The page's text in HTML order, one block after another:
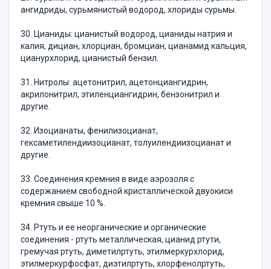
ангидриды, сурьмянистый водород, хлориды сурьмы.
30. Цианиды: цианистый водород, цианиды натрия и
калия, дициан, хлорциан, бромциан, цианамид кальция,
цианурхлорид, цианистый бензил.
31. Нитролы: ацетонитрил, ацетонциангидрин,
акрилонитрил, этиленциангидрин, бензонитрил и
другие.
32. Изоцианаты, фенилизоцианат,
гексаметилендиизоцианат, толуилендиизоцианат и
другие.
33. Соединения кремния в виде аэрозоля с
содержанием свободной кристаллической двуокиси
кремния свыше 10 %.
34. Ртуть и ее неорганические и органические
соединения - ртуть металлическая, цианид ртути,
гремучая ртуть, диметилртуть, этилмеркурхлорид,
этилмеркурфосфат, диэтилртуть, хлорфенолртуть,